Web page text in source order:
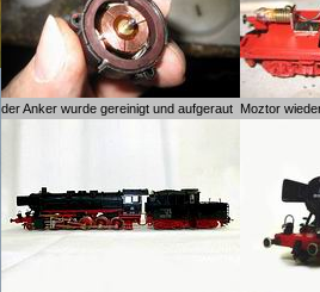
der Anker wurde gereinigt und aufgeraut Moztor